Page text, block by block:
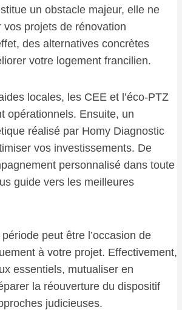
un obstacle majeur, elle ne
projets de rénovation
des alternatives concrètes
votre logement francilien.
locales, les CEE et l’éco-PTZ
opérationnels. Ensuite, un
réalisé par Homy Diagnostic
vos investissements. De
personnalisé dans toute
guide vers les meilleures
peut être l’occasion de
à votre projet. Effectivement,
essentiels, mutualiser en
la réouverture du dispositif
judicieuses.